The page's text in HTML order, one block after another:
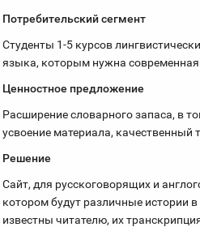
Потребительский сегмент
Студенты 1-5 курсов
языка, которым нужна
Ценностное предложение
Расширение словарного запаса, в
усвоение материала,
Решение
Сайт, для русскоговорящих и
котором будут различные истории
известны читателю, их